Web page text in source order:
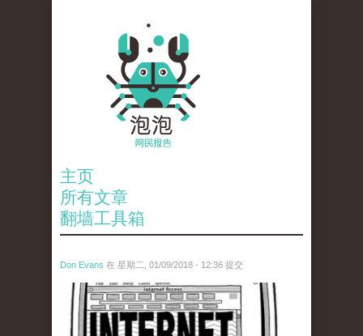
主页
所有文章
翻墙工具箱
Don Evans 在 星期二, 01/09/2018 - 12:36 提交
wechatimg866.jpeg